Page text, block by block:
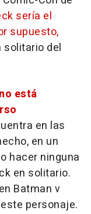
sería el
supuesto,
solitario del
está
en las
en un
hacer ninguna
en solitario.
Batman v
personaje.